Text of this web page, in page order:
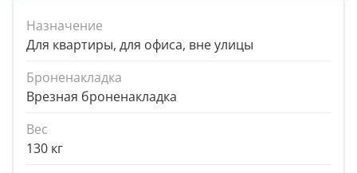
Назначение
Для квартиры, для офиса, вне улицы
Броненакладка
Врезная броненакладка
Вес
130 кг